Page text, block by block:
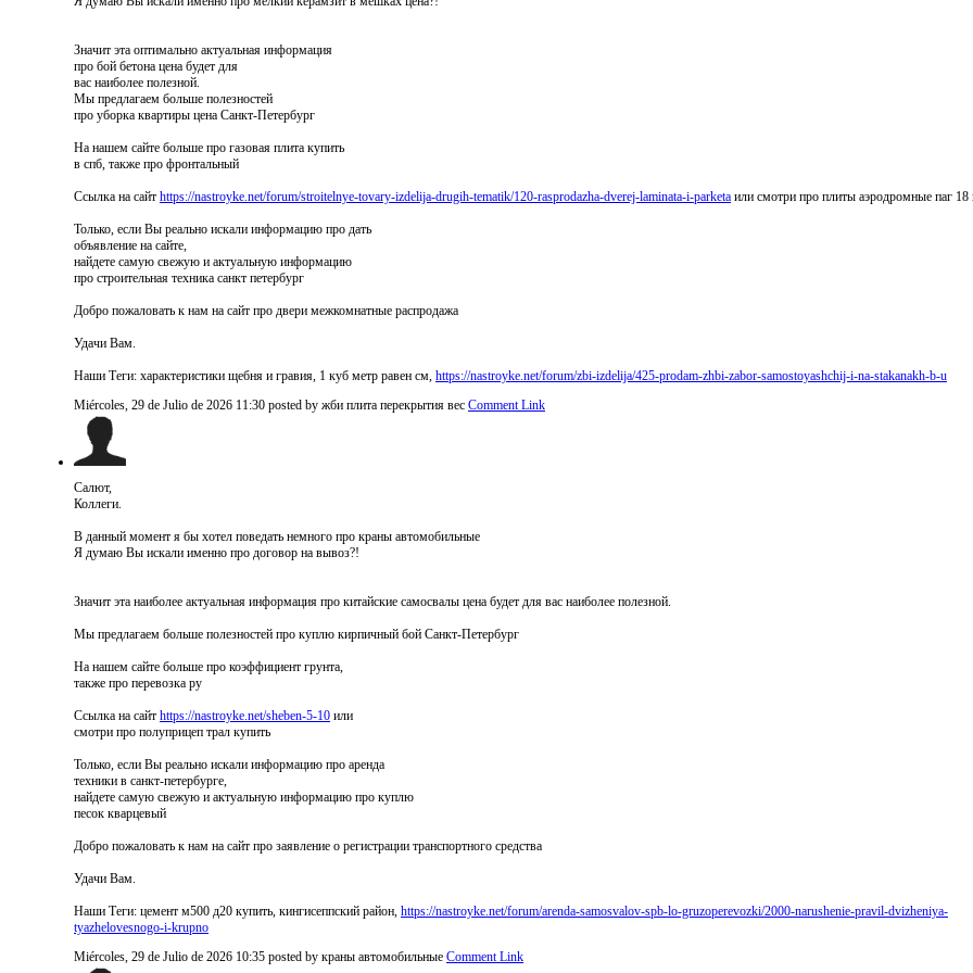
Значит эта оптимально актуальная информация
про бой бетона цена будет для
вас наиболее полезной.
Мы предлагаем больше полезностей
про уборка квартиры цена Санкт-Петербург
На нашем сайте больше про газовая плита купить
в спб, также про фронтальный
Ссылка на сайт https://nastroyke.net/forum/stroitelnye-tovary-izdelija-drugih-tematik/120-rasprodazha-dverej-laminata-i-parketa или смотри про плиты аэродромные паг 18
Только, если Вы реально искали информацию про дать
объявление на сайте,
найдете самую свежую и актуальную информацию
про строительная техника санкт петербург
Добро пожаловать к нам на сайт про двери межкомнатные распродажа
Удачи Вам.
Наши Теги: характеристики щебня и гравия, 1 куб метр равен см, https://nastroyke.net/forum/zbi-izdelija/425-prodam-zhbi-zabor-samostoyashchij-i-na-stakanakh-b-u
Miércoles, 29 de Julio de 2026 11:30 posted by жби плита перекрытия вес Comment Link
Салют,
Коллеги.
В данный момент я бы хотел поведать немного про краны автомобильные
Я думаю Вы искали именно про договор на вывоз?!
Значит эта наиболее актуальная информация про китайские самосвалы цена будет для вас наиболее полезной.
Мы предлагаем больше полезностей про куплю кирпичный бой Санкт-Петербург
На нашем сайте больше про коэффициент грунта,
также про перевозка ру
Ссылка на сайт https://nastroyke.net/sheben-5-10 или
смотри про полуприцеп трал купить
Только, если Вы реально искали информацию про аренда
техники в санкт-петербурге,
найдете самую свежую и актуальную информацию про куплю
песок кварцевый
Добро пожаловать к нам на сайт про заявление о регистрации транспортного средства
Удачи Вам.
Наши Теги: цемент м500 д20 купить, кингисеппский район, https://nastroyke.net/forum/arenda-samosvalov-spb-lo-gruzoperevozki/2000-narushenie-pravil-dvizheniya-
tyazhelovesnogo-i-krupno
Miércoles, 29 de Julio de 2026 10:35 posted by краны автомобильные Comment Link